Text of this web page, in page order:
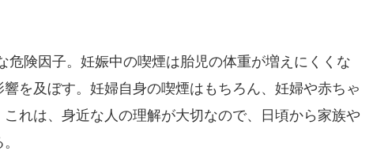
危険因子。妊娠中の喫煙は胎児の体重が増えにくくな
を及ぼす。妊婦自身の喫煙はもちろん、妊婦や赤ちゃ
れは、身近な人の理解が大切なので、日頃から家族や